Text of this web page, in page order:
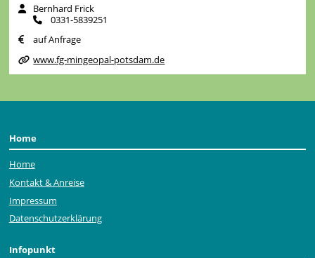
Bernhard Frick
0331-5839251
auf Anfrage
www.fg-mingeopal-potsdam.de
Home
Home
Kontakt & Anreise
Impressum
Datenschutzerklärung
Infopunkt